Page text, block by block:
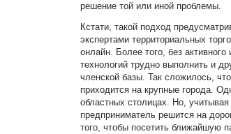
решение той или иной проблемы.
Кстати, такой подход
экспертами территориальных
онлайн. Более того, без
технологий трудно выполнить и
членской базы. Так сложилось,
приходится на крупные города.
областных столицах. Но,
предприниматель решится на
того, чтобы посетить ближайшую